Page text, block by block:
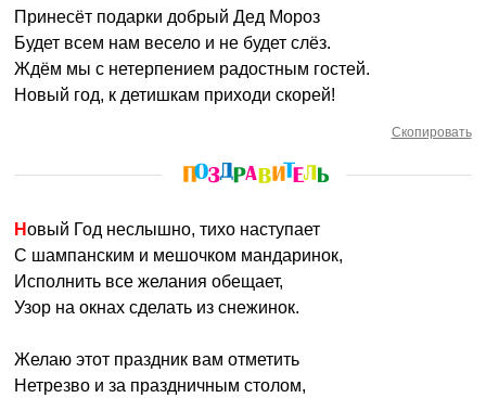
Принесёт подарки добрый Дед Мороз
Будет всем нам весело и не будет слёз.
Ждём мы с нетерпением радостным гостей.
Новый год, к детишкам приходи скорей!
Скопировать
Новый Год неслышно, тихо наступает
С шампанским и мешочком мандаринок,
Исполнить все желания обещает,
Узор на окнах сделать из снежинок.
Желаю этот праздник вам отметить
Нетрезво и за праздничным столом,